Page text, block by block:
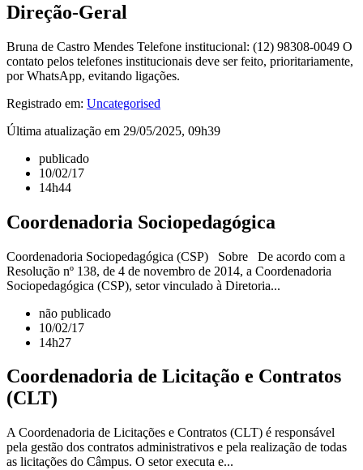
Direção-Geral
Bruna de Castro Mendes Telefone institucional: (12) 98308-0049 O
contato pelos telefones institucionais deve ser feito, prioritariamente,
por WhatsApp, evitando ligações.
Registrado em: Uncategorised
Última atualização em 29/05/2025, 09h39
publicado
10/02/17
14h44
Coordenadoria Sociopedagógica
Coordenadoria Sociopedagógica (CSP) Sobre De acordo com a
Resolução nº 138, de 4 de novembro de 2014, a Coordenadoria
Sociopedagógica (CSP), setor vinculado à Diretoria...
não publicado
10/02/17
14h27
Coordenadoria de Licitação e Contratos
(CLT)
A Coordenadoria de Licitações e Contratos (CLT) é responsável
pela gestão dos contratos administrativos e pela realização de todas
as licitações do Câmpus. O setor executa e...